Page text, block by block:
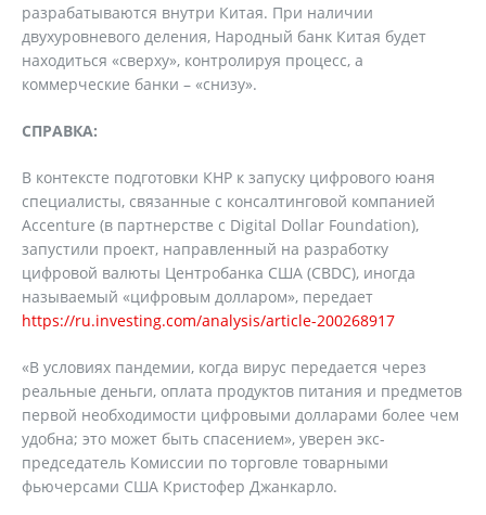
разрабатываются внутри Китая. При наличии
двухуровневого деления, Народный банк Китая будет
находиться «сверху», контролируя процесс, а
коммерческие банки – «снизу».
СПРАВКА:
В контексте подготовки КНР к запуску цифрового юаня
специалисты, связанные с консалтинговой компанией
Accenture (в партнерстве с Digital Dollar Foundation),
запустили проект, направленный на разработку
цифровой валюты Центробанка США (CBDC), иногда
называемый «цифровым долларом», передает
https://ru.investing.com/analysis/article-200268917
«В условиях пандемии, когда вирус передается через
реальные деньги, оплата продуктов питания и предметов
первой необходимости цифровыми долларами более чем
удобна; это может быть спасением», уверен экс-
председатель Комиссии по торговле товарными
фьючерсами США Кристофер Джанкарло.